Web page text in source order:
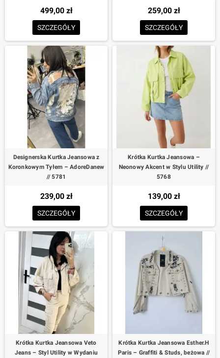
499,00 zł
SZCZEGÓŁY
259,00 zł
SZCZEGÓŁY
Designerska Kurtka Jeansowa z
Koronkowym Tyłem – AdoreDanew
// 5781
239,00 zł
SZCZEGÓŁY
Krótka Kurtka Jeansowa –
Neonowy Akcent w Stylu Utility //
5768
139,00 zł
SZCZEGÓŁY
Krótka Kurtka Jeansowa Veto
Jeans – Styl Utility w Wydaniu
Krótka Kurtka Jeansowa Esther.H
Paris – Graffiti & Studs, beżowa //